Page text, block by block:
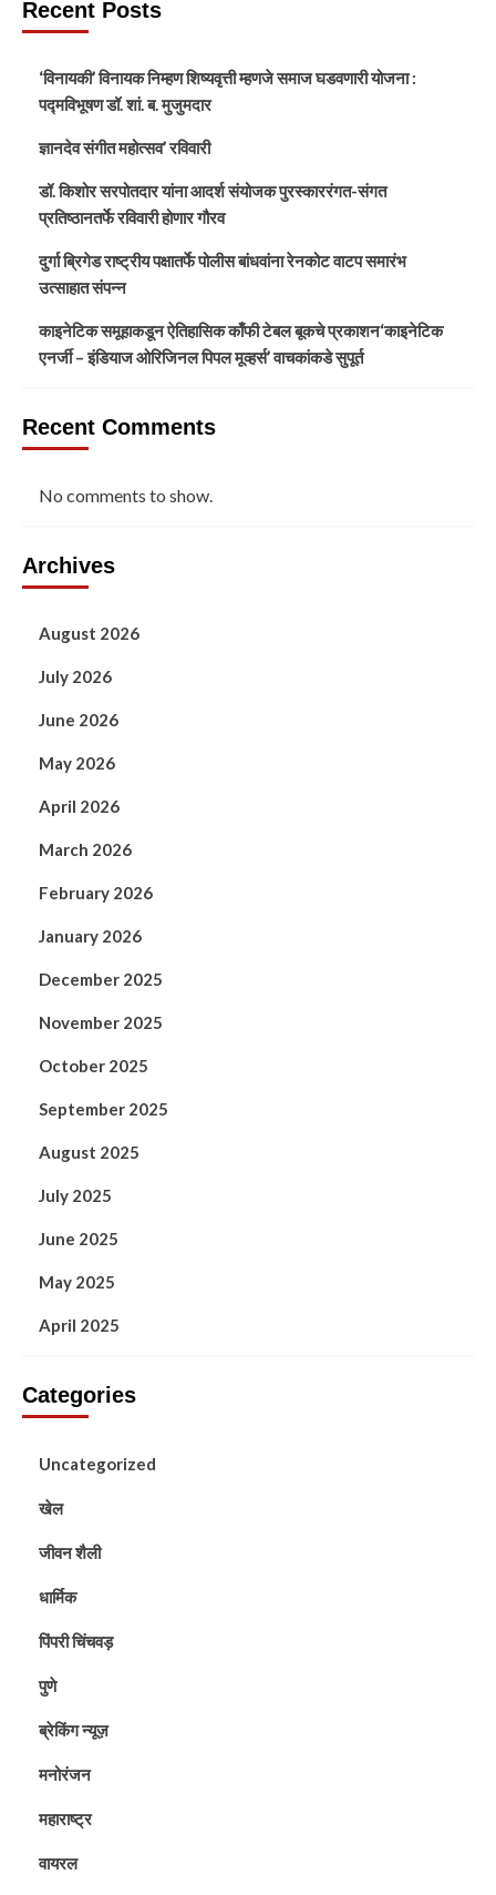
Recent Posts
‘विनायकी’ विनायक निम्हण शिष्यवृत्ती म्हणजे समाज घडवणारी योजना :
पद्मविभूषण डॉ. शां. ब. मुजुमदार
ज्ञानदेव संगीत महोत्सव’ रविवारी
डॉ. किशोर सरपोतदार यांना आदर्श संयोजक पुरस्काररंगत-संगत
प्रतिष्ठानतर्फे रविवारी होणार गौरव
दुर्गा ब्रिगेड राष्ट्रीय पक्षातर्फे पोलीस बांधवांना रेनकोट वाटप समारंभ
उत्साहात संपन्न
काइनेटिक समूहाकडून ऐतिहासिक काँफी टेबल बूकचे प्रकाशन‘काइनेटिक
एनर्जी – इंडियाज ओरिजिनल पिपल मूव्हर्स’ वाचकांकडे सुपूर्त
Recent Comments
No comments to show.
Archives
August 2026
July 2026
June 2026
May 2026
April 2026
March 2026
February 2026
January 2026
December 2025
November 2025
October 2025
September 2025
August 2025
July 2025
June 2025
May 2025
April 2025
Categories
Uncategorized
खेल
जीवन शैली
धार्मिक
पिंपरी चिंचवड़
पुणे
ब्रेकिंग न्यूज़
मनोरंजन
महाराष्ट्र
वायरल